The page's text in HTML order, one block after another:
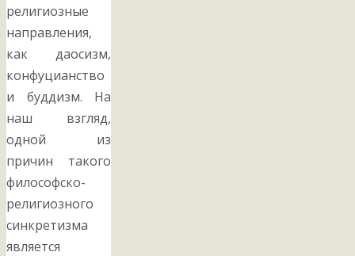
религиозные
направления,
как даосизм,
конфуцианство
и буддизм. На
наш взгляд,
одной из
причин такого
философско-
религиозного
синкретизма
является